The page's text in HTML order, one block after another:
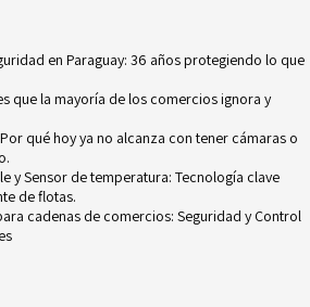
en Paraguay: 36 años protegiendo lo que
que la mayoría de los comercios ignora y
qué hoy ya no alcanza con tener cámaras o
y Sensor de temperatura: Tecnología clave
de flotas.
cadenas de comercios: Seguridad y Control